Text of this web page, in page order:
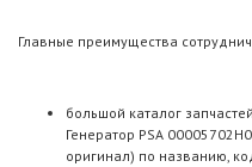
Главные преимущества
большой каталог
Генератор PSA
оригинал) по названию,